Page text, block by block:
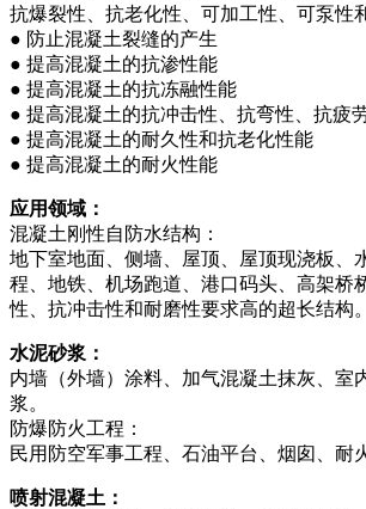
抗爆裂性、抗老化性、可加工性、可泵性
● 防止混凝土裂缝的产生
● 提高混凝土的抗渗性能
● 提高混凝土的抗冻融性能
● 提高混凝土的抗冲击性、抗弯性、抗疲
● 提高混凝土的耐久性和抗老化性能
● 提高混凝土的耐火性能
应用领域：
混凝土刚性自防水结构：
地下室地面、侧墙、屋顶、屋顶现浇板、
程、地铁、机场跑道、港口码头、高架桥
性、抗冲击性和耐磨性要求高的超长结构。
水泥砂浆：
内墙（外墙）涂料、加气混凝土抹灰、室
浆。
防爆防火工程：
民用防空军事工程、石油平台、烟囱、耐
喷射混凝土：